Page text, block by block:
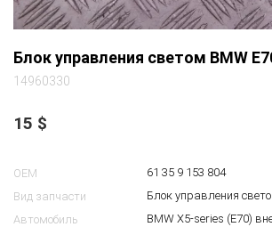
Блок управления светом BMW
14960330
15 $
OEM
61 35 9 153 804
Вид запчасти
Блок управления
Автомобиль
BMW X5-series (E70)